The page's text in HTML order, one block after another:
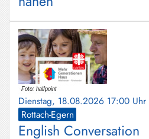
Dienstag, 18.08.2026 17:00 Uhr
Rottach-Egern
English Conversation